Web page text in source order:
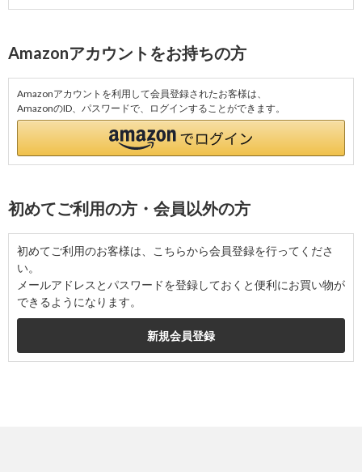
Amazonアカウントをお持ちの方
Amazonアカウントを利用して会員登録されたお客様は、
AmazonのID、パスワードで、ログインすることができます。
初めてご利用の方・会員以外の方
初めてご利用のお客様は、こちらから会員登録を行ってくださ
い。
メールアドレスとパスワードを登録しておくと便利にお買い物が
できるようになります。